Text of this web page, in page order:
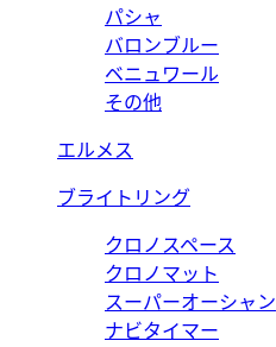
パシャ
バロンブルー
ベニュワール
その他
エルメス
ブライトリング
クロノスペース
クロノマット
スーパーオーシャン
ナビタイマー